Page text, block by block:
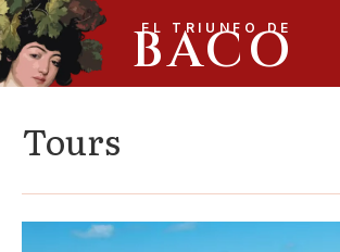
EL TRIUNFO DE
BACO
Tours